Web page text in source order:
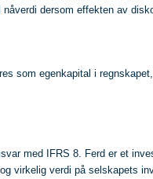
dersom effekten av
som egenkapital i
med IFRS 8. Ferd er et
virkelig verdi på selskapets